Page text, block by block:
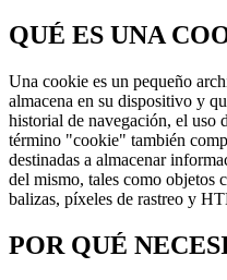
QUÉ ES UNA
Una cookie es un pequeño
almacena en su dispositivo y
historial de navegación, el uso
término "cookie" también
destinadas a almacenar
del mismo, tales como objetos
balizas, píxeles de rastreo y
POR QUÉ